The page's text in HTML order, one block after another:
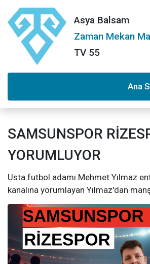
Asya Balsam
Zaman Mekan
TV 55
Ana
SAMSUNSPOR
YORUMLUYOR
Usta futbol adamı Mehmet Yılmaz
kanalına yorumlayan Yılmaz'dan